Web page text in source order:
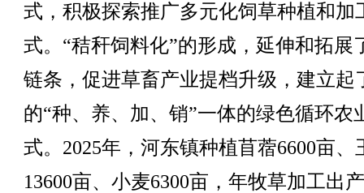
式，积极探索推广多元化饲草种植和加
式。“秸秆饲料化”的形成，延伸和拓展
链条，促进草畜产业提档升级，建立起
的“种、养、加、销”一体的绿色循环农
式。2025年，河东镇种植苜蓿6600亩、
13600亩、小麦6300亩，年牧草加工出